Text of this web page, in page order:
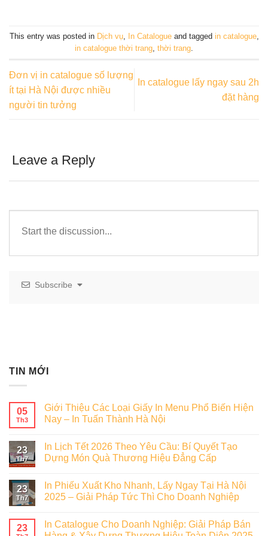
This entry was posted in Dịch vụ, In Catalogueand tagged in catalogue,
in catalogue thời trang thời trang
Đơn vị in catalogue số lượng
ít tại Hà Nội được nhiều
người tin tưởng
In catalogue lấy ngay sau 2h
đặt hàng
Leave a Reply
Subscribe
TIN MỚI
05
Th3
Giới Thiệu Các Loại Giấy In Menu Phổ Biến Hiện
Nay – In Tuấn Thành Hà Nội
23
Th7
In Lịch Tết 2026 Theo Yêu Cầu: Bí Quyết Tạo
Dựng Món Quà Thương Hiệu Đẳng Cấp
23
Th7
In Phiếu Xuất Kho Nhanh, Lấy Ngay Tại Hà Nội
2025 – Giải Pháp Tức Thì Cho Doanh Nghiệp
23
In Catalogue Cho Doanh Nghiệp: Giải Pháp Bán